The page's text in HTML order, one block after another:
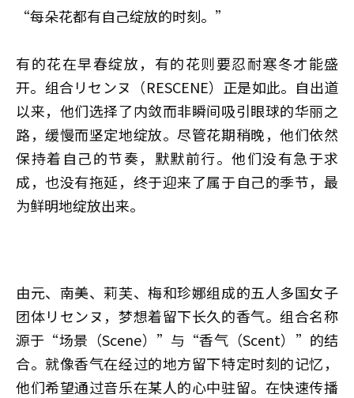
“每朵花都有自己绽放的时刻。”
有的花在早春绽放，有的花则要忍耐寒冬才能盛
开。组合リセンヌ（RESCENE）正是如此。自出道
以来，他们选择了内敛而非瞬间吸引眼球的华丽之
路，缓慢而坚定地绽放。尽管花期稍晚，他们依然
保持着自己的节奏，默默前行。他们没有急于求
成，也没有拖延，终于迎来了属于自己的季节，最
为鲜明地绽放出来。
由元、南美、莉芙、梅和珍娜组成的五人多国女子
团体リセンヌ，梦想着留下长久的香气。组合名称
源于“场景（Scene）”与“香气（Scent）”的结
合。就像香气在经过的地方留下特定时刻的记忆，
他们希望通过音乐在某人的心中驻留。在快速传播